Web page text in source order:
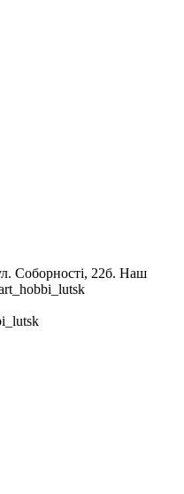
Соборності, 22б. Наш